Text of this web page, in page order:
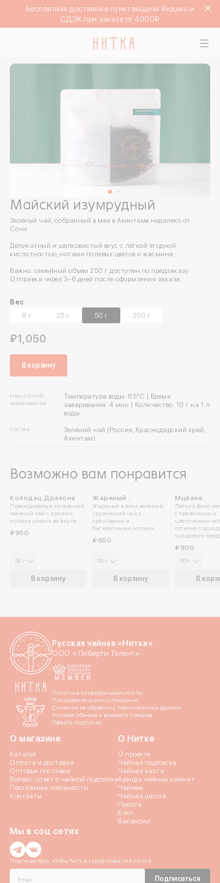
Бесплатная доставка в пункт выдачи Яндекс и
СДЭК при заказе от 4000₽
Майский изумрудный
Зелёный чай, собранный в мае в Ахинтаме недалеко от
Сочи.
Деликатный и шелковистый вкус с лёгкой ягодной
кислотностью, нотами полевых цветов и жасмина.
Важно: семейный объём 250 г доступен по предзаказу.
Отправка через 3–6 дней после оформления заказа.
Вес
8 г
25 г 50 г 250 г
₽1,050
В корзину
Наш способ
заваривания
Температура воды: 85°C | Время
заваривания: 4 мин | Количество: 10 г на 1 л
воды
Состав
Зелёный чай (Россия, Краснодарский край,
Ахинтам)
Возможно вам понравится
Колодец Дракона
Повседневный китайский
зеленый чай с яркими
нотами умами во вкусе.
₽950
В корзину
50 г
Жареный
Озургетский
Жареный в воке зелёный
грузинский чай с
ореховыми и
бисквитными нотами.
₽850
В корзину
50 г
ПРОБУЙТЕ
Мцване
Лёгкий бело-
с травяными и
цветочными
отлично
холодного
₽900
В
50 г
Русская чайная «Нитка»
ООО «Либерти Тэлент»
Политика конфиденциальности
Пользовательское соглашение
Согласие на обработку персональных данных
Условия обмена и возврата товаров
Оферта подписки
О магазине
Каталог
Оплата и доставка
Оптовые поставки
Вопрос-ответ о чайной подписке
Программа лояльности
Контакты
О Нитке
О проекте
Чайная подписка
Чайная карта
Аренда чайных комнат
Чайные
Чайная школа
Пресса
Блог
Вакансии
Мы в соц сетях
Подпишитесь, чтобы быть в курсе новостей Нитки
Подписаться
Войдите в
По номеру телефона
Номер телефона